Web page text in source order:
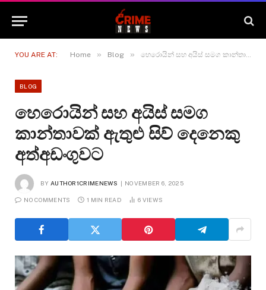
YOU ARE AT: Home » Blog » හෙරොයින් සහ අයිස් සමග කාන්තාවක් ඇතුළු සිව් දෙනෙකු අත්අඩංගුවට
BLOG
හෙරොයින් සහ අයිස් සමග
කාන්තාවක් ඇතුළු සිව් දෙනෙකු
අත්අඩංගුවට
BY AUTHOR1CRIMENEWS NOVEMBER 6, 2025
NO COMMENTS 1 MIN READ 6 VIEWS